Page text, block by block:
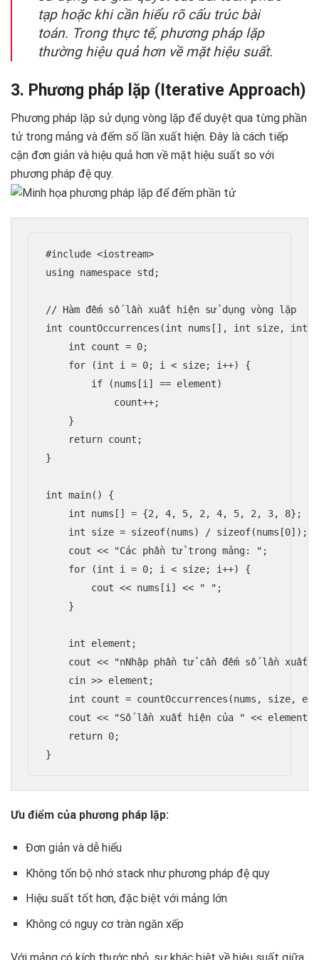
tạp hoặc khi cần hiểu rõ cấu trúc bài
toán. Trong thực tế, phương pháp lặp
thường hiệu quả hơn về mặt hiệu suất.
3. Phương pháp lặp (Iterative Approach)
Phương pháp lặp sử dụng vòng lặp để duyệt qua từng phần
tử trong mảng và đếm số lần xuất hiện. Đây là cách tiếp
cận đơn giản và hiệu quả hơn về mặt hiệu suất so với
phương pháp đệ quy.
#include <iostream>
using namespace std;
// Hàm đếm số lần xuất hiện sử dụng vòng lặp
int countOccurrences(int nums[], int size, int
    int count = 0;
    for (int i = 0; i < size; i++) {
        if (nums[i] == element)
            count++;
    }
    return count;
}
int main() {
    int nums[] = {2, 4, 5, 2, 4, 5, 2, 3, 8};
    int size = sizeof(nums) / sizeof(nums[0]);
    cout << "Các phần tử trong mảng: ";
    for (int i = 0; i < size; i++) {
        cout << nums[i] << " ";
    }
    int element;
cout << "nNhập phần tử cần đếm số lần xuất
    cin >> element;
int count = countOccurrences(nums, size,
cout << "Số lần xuất hiện của " << element
    return 0;
}
Ưu điểm của phương pháp lặp:
Đơn giản và dễ hiểu
Không tốn bộ nhớ stack như phương pháp đệ quy
Hiệu suất tốt hơn, đặc biệt với mảng lớn
Không có nguy cơ tràn ngăn xếp